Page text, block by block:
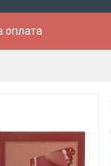
оплата